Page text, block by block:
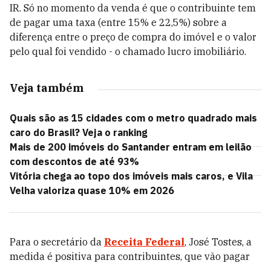
IR. Só no momento da venda é que o contribuinte tem
de pagar uma taxa (entre 15% e 22,5%) sobre a
diferença entre o preço de compra do imóvel e o valor
pelo qual foi vendido - o chamado lucro imobiliário.
Veja também
Quais são as 15 cidades com o metro quadrado mais
caro do Brasil? Veja o ranking
Mais de 200 imóveis do Santander entram em leilão
com descontos de até 93%
Vitória chega ao topo dos imóveis mais caros, e Vila
Velha valoriza quase 10% em 2026
Para o secretário da Receita Federal, José Tostes, a
medida é positiva para contribuintes, que vão pagar